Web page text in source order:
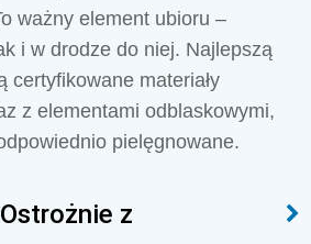
ważny element ubioru –
i w drodze do niej. Najlepszą
certyfikowane materiały
z elementami odblaskowymi,
pielęgnowane.
z